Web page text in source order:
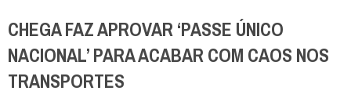
CHEGA FAZ APROVAR ‘PASSE ÚNICO
NACIONAL’ PARA ACABAR COM CAOS NOS
TRANSPORTES